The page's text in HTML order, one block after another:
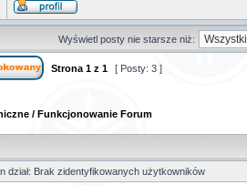
Wyświetl posty nie starsze niż:
Strona 1 z 1 [ Posty: 3 ]
/ Funkcjonowanie Forum
dział: Brak zidentyfikowanych użytkowników